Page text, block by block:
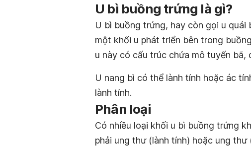
U bì buồng trứng là gì?
U bì buồng trứng, hay còn gọi u
một khối u phát triển bên trong
u này có cấu trúc chứa mô tuyến
U nang bì có thể lành tính hoặc ác
lành tính.
Phân loại
Có nhiều loại khối u bì buồng trứng
phải ung thư (lành tính) hoặc ung thư